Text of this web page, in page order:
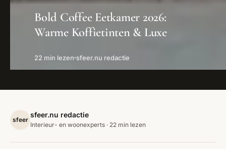
Bold Coffee Eetkamer 2026:
Warme Koffietinten & Luxe
22 min lezen sfeer.nu redactie
sfeer
sfeer.nu redactie
Interieur- en woonexperts · 22 min lezen